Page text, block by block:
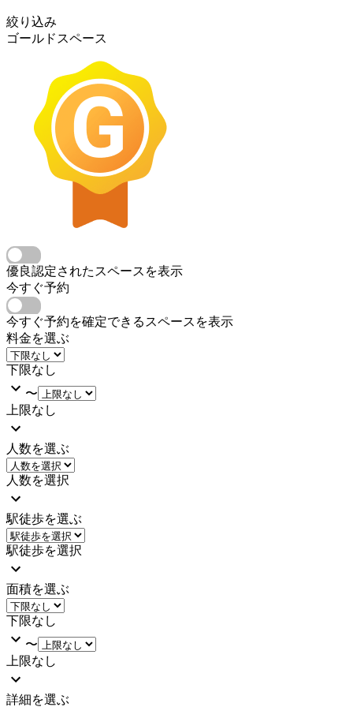
絞り込み
ゴールドスペース
優良認定されたスペースを表示
今すぐ予約
今すぐ予約を確定できるスペースを表示
料金を選ぶ
下限なし
〜
上限なし
人数を選ぶ
人数を選択
駅徒歩を選ぶ
駅徒歩を選択
面積を選ぶ
下限なし
〜
上限なし
詳細を選ぶ